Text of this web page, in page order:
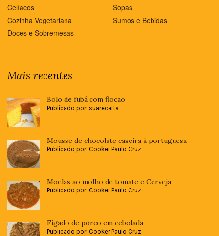
Celíacos
Cozinha Vegetariana
Doces e Sobremesas
Sopas
Sumos e Bebidas
Mais recentes
Bolo de fubá com flocão
Publicado por: suareceita
Mousse de chocolate caseira à portuguesa
Publicado por: Cooker Paulo Cruz
Moelas ao molho de tomate e Cerveja
Publicado por: Cooker Paulo Cruz
Fígado de porco em cebolada
Publicado por: Cooker Paulo Cruz